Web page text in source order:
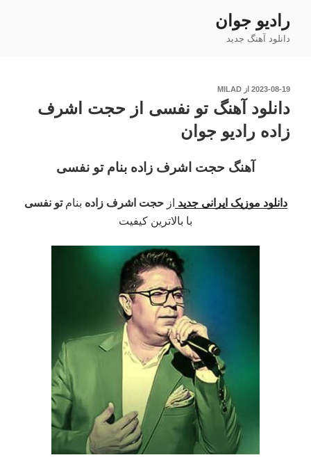
محتوا
رادیو جوان
دانلود آهنگ جدید
نوشته‌شده
2023-08-19 از MILAD
دانلود آهنگ تو نفسی از حجت اشرف
زاده رادیو جوان
آهنگ حجت اشرف زاده بنام تو نفسی
دانلود موزیک ایرانی جدید ازحجت اشرف زاده بنامتو نفسی
با بالاترین کیفیت